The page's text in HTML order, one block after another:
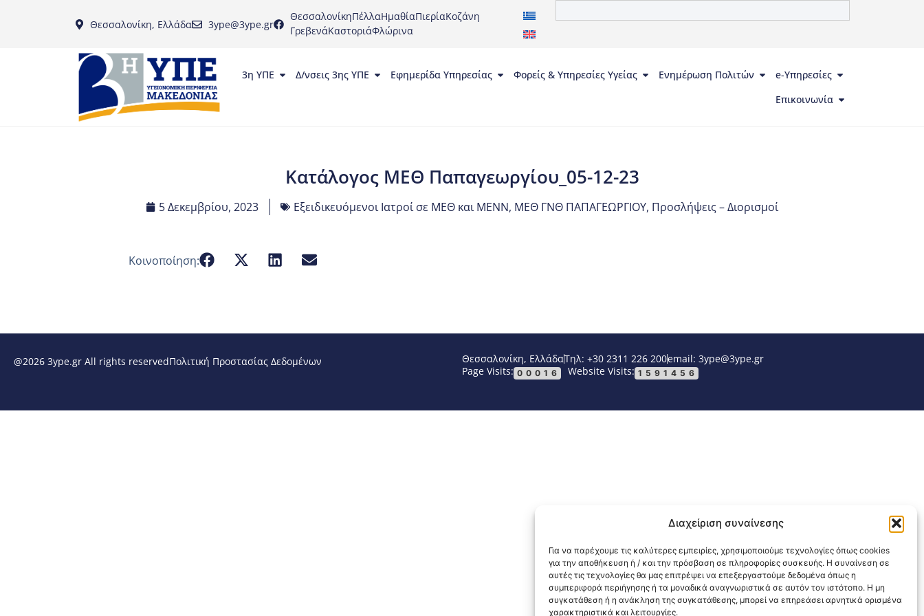
Διαχείριση συναίνεσης
Για να παρέχουμε τις καλύτερες εμπειρίες, χρησιμοποιούμε τεχνολογίες όπως cookies
για την αποθήκευση ή / και την πρόσβαση σε πληροφορίες συσκευής. Η συναίνεση σε
αυτές τις τεχνολογίες θα μας επιτρέψει να επεξεργαστούμε δεδομένα όπως η
συμπεριφορά περιήγησης ή τα μοναδικά αναγνωριστικά σε αυτόν τον ιστότοπο. Η μη
συγκατάθεση ή η ανάκληση της συγκατάθεσης, μπορεί να επηρεάσει αρνητικά ορισμένα
χαρακτηριστικά και λειτουργίες.
Θεσσαλονίκη, Ελλάδα 3ype@3ype.gr
ΘεσσαλονίκηΠέλλαΗμαθίαΠιερίαΚοζάνη
ΓρεβενάΚαστοριάΦλώρινα
3η ΥΠΕ Δ/νσεις 3ης ΥΠΕ Εφημερίδα Υπηρεσίας Φορείς & Υπηρεσίες Υγείας Ενημέρωση Πολιτών
e-Υπηρεσίες
Επικοινωνία
Κατάλογος ΜΕΘ Παπαγεωργίου_05-12-23
5 Δεκεμβρίου, 2023 Εξειδικευόμενοι Ιατροί σε ΜΕΘ και ΜΕΝΝ, ΜΕΘ ΓΝΘ ΠΑΠΑΓΕΩΡΓΙΟΥ, Προσλήψεις – Διορισμοί
Κοινοποίηση:
@2026 3ype.gr All rights reservedΠολιτική Προστασίας Δεδομένων Θεσσαλονίκη, ΕλλάδαΤηλ: +30 2311 226 200email: 3ype@3ype.gr
Page Visits: 00016 Website Visits: 1591456